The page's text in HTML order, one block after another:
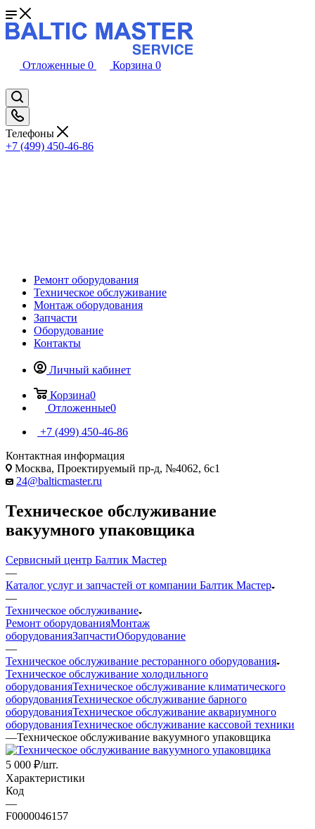
Отложенные 0 Корзина 0
Телефоны
+7 (499) 450-46-86
Ремонт оборудования
Техническое обслуживание
Монтаж оборудования
Запчасти
Оборудование
Контакты
Личный кабинет
Корзина0
Отложенные0
+7 (499) 450-46-86
Контактная информация
Москва, Проектируемый пр-д, №4062, 6с1
24@balticmaster.ru
Техническое обслуживание
вакуумного упаковщика
Сервисный центр Балтик Мастер
—
Каталог услуг и запчастей от компании Балтик Мастер
—
Техническое обслуживание
Ремонт оборудованияМонтаж
оборудованияЗапчастиОборудование
—
Техническое обслуживание ресторанного оборудования
Техническое обслуживание холодильного
оборудованияТехническое обслуживание климатического
оборудованияТехническое обслуживание барного
оборудованияТехническое обслуживание аквариумного
оборудованияТехническое обслуживание кассовой техники
—Техническое обслуживание вакуумного упаковщика
5 000 ₽/шт.
Характеристики
Код
—
F0000046157